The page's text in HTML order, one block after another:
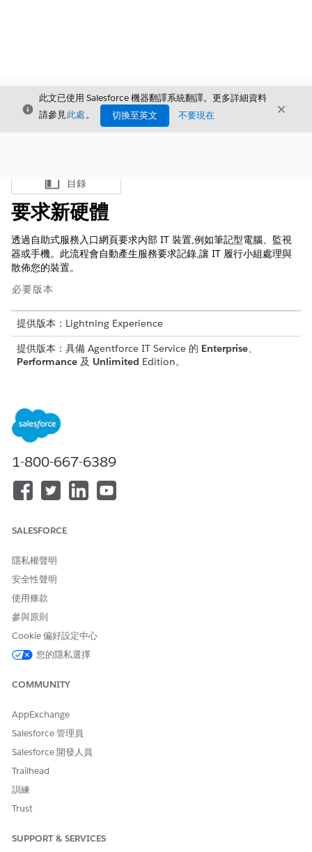
結束
此文已使用 Salesforce 機器翻譯系統翻譯。更多詳細資料
請參見此處。 切換至英文 不要現在 結束
顯示目錄
目錄
要求新硬體
透過自助式服務入口網頁要求內部 IT 裝置,例如筆記型電腦、監視
器或手機。此流程會自動產生服務要求記錄,讓 IT 履行小組處理與
散佈您的裝置。
必要版本
提供版本：Lightning Experience
提供版本：具備 Agentforce IT Service 的 Enterprise、
Performance 及 Unlimited Edition。
開啟「硬體資產管理」和 Agentforce Studio。
佈建「員工入口網頁的 AI 功能」附加元件授權並指派給您的帳
戶。
存取入口網頁並提出要求
從 Agentforce 員工入口網頁開啟「
選取要訂購的硬體類型,例如「
輸入寄送詳細資料與硬體規格。
選取「提交」。
在「我的票證」
另請參照：
履行硬體要求
1-800-667-6389
SALESFORCE
隱私權聲明
安全性聲明
使用條款
參與原則
Cookie 偏好設定中心
您的隱私選擇
COMMUNITY
AppExchange
Salesforce 管理員
Salesforce 開發人員
Trailhead
訓練
Trust
SUPPORT & SERVICES